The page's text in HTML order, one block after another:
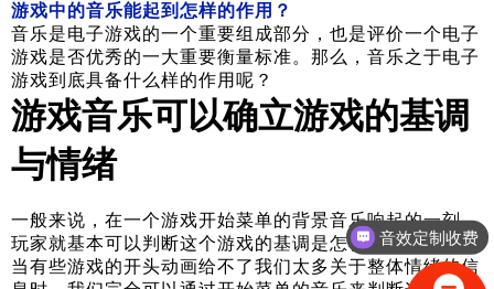
游戏中的音乐能起到怎样的作用？
音乐是电子游戏的一个重要组成部分，也是评价一个电子
游戏是否优秀的一大重要衡量标准。那么，音乐之于电子
游戏到底具备什么样的作用呢？
游戏音乐可以确立游戏的基调
与情绪
一般来说，在一个游戏开始菜单的背景音乐响起的一刻，
玩家就基本可以判断这个游戏的基调是怎样的了；特别是
当有些游戏的开头动画给不了我们太多关于整体情绪的信
音效定制收费